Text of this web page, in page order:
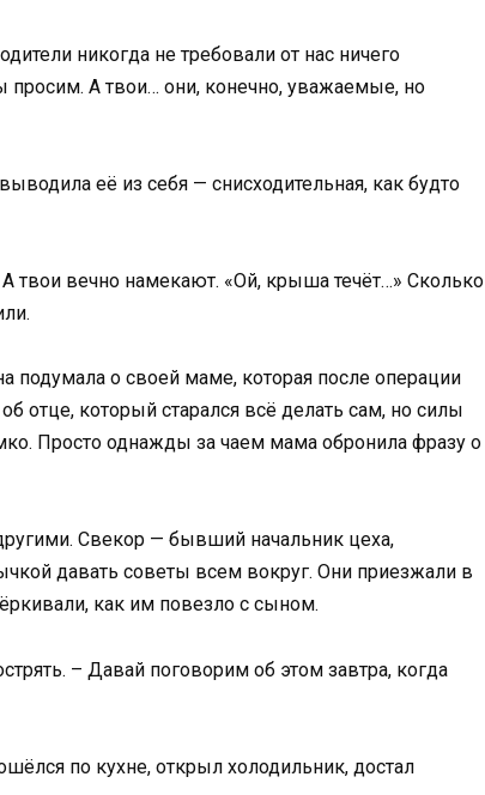
никогда не требовали от нас ничего
А твои… они, конечно, уважаемые, но
её из себя — снисходительная, как будто
твои вечно намекают. «Ой, крыша течёт…» Сколько
подумала о своей маме, которая после операции
отце, который старался всё делать сам, но силы
Просто однажды за чаем мама обронила фразу о
Свекор — бывший начальник цеха,
давать советы всем вокруг. Они приезжали в
как им повезло с сыном.
– Давай поговорим об этом завтра, когда
по кухне, открыл холодильник, достал